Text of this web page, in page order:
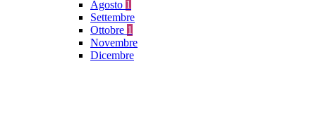
Agosto 1
Settembre
Ottobre 1
Novembre
Dicembre